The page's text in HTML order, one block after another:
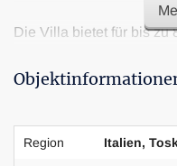
Die Villa bietet für bis zu
Schlafzimmer mit Bad im
Die Villa unterteilt sich
Region Italien,